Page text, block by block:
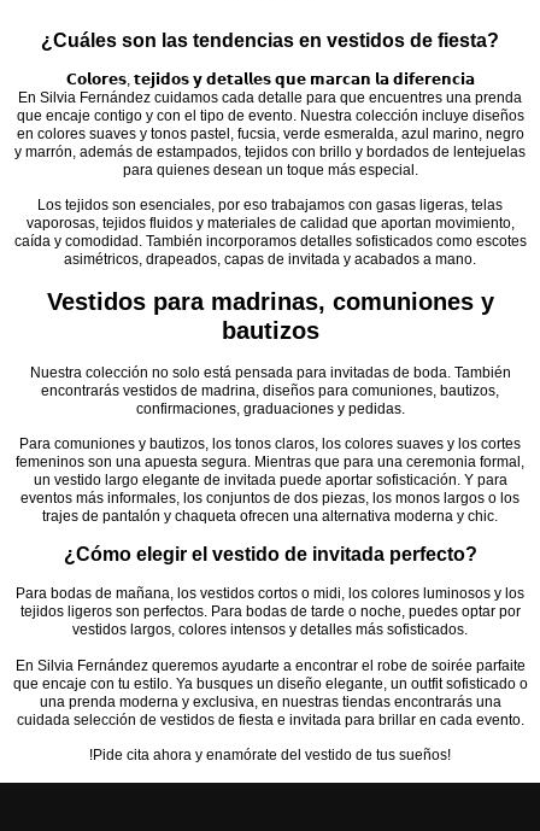
¿Cuáles son las tendencias en vestidos de fiesta?
𝗖𝗼𝗹𝗼𝗿𝗲𝘀, 𝘁𝗲𝗷𝗶𝗱𝗼𝘀 𝘆 𝗱𝗲𝘁𝗮𝗹𝗹𝗲𝘀 𝗾𝘂𝗲 𝗺𝗮𝗿𝗰𝗮𝗻 𝗹𝗮 𝗱𝗶𝗳𝗲𝗿𝗲𝗻𝗰𝗶𝗮
En Silvia Fernández cuidamos cada detalle para que encuentres una prenda
que encaje contigo y con el tipo de evento. Nuestra colección incluye diseños
en colores suaves y tonos pastel, fucsia, verde esmeralda, azul marino, negro
y marrón, además de estampados, tejidos con brillo y bordados de lentejuelas
para quienes desean un toque más especial.
Los tejidos son esenciales, por eso trabajamos con gasas ligeras, telas
vaporosas, tejidos fluidos y materiales de calidad que aportan movimiento,
caída y comodidad. También incorporamos detalles sofisticados como escotes
asimétricos, drapeados, capas de invitada y acabados a mano.
Vestidos para madrinas, comuniones y
bautizos
Nuestra colección no solo está pensada para invitadas de boda. También
encontrarás vestidos de madrina, diseños para comuniones, bautizos,
confirmaciones, graduaciones y pedidas.
Para comuniones y bautizos, los tonos claros, los colores suaves y los cortes
femeninos son una apuesta segura. Mientras que para una ceremonia formal,
un vestido largo elegante de invitada puede aportar sofisticación. Y para
eventos más informales, los conjuntos de dos piezas, los monos largos o los
trajes de pantalón y chaqueta ofrecen una alternativa moderna y chic.
¿Cómo elegir el vestido de invitada perfecto?
Para bodas de mañana, los vestidos cortos o midi, los colores luminosos y los
tejidos ligeros son perfectos. Para bodas de tarde o noche, puedes optar por
vestidos largos, colores intensos y detalles más sofisticados.
En Silvia Fernández queremos ayudarte a encontrar el robe de soirée parfaite
que encaje con tu estilo. Ya busques un diseño elegante, un outfit sofisticado o
una prenda moderna y exclusiva, en nuestras tiendas encontrarás una
cuidada selección de vestidos de fiesta e invitada para brillar en cada evento.
!Pide cita ahora y enamórate del vestido de tus sueños!